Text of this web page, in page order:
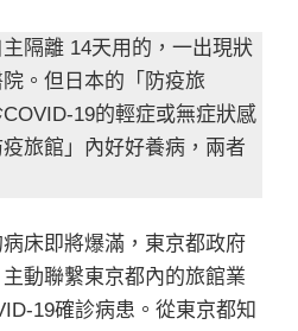
隔離 14天用的，一出現狀
。但日本的「防疫旅
19的輕症或無症狀感
旅館」內好好養病，兩者
床即將爆滿，東京都政府
動聯繫東京都內的旅館業
19確診病患。從東京都知